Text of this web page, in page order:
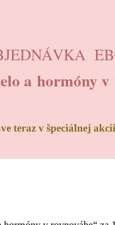
a hormóny
teraz v špeciálnej